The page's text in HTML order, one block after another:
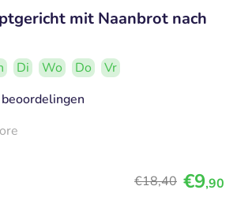
mit Naanbrot nach
Di Wo Do
Vr
€18,40 €9,90